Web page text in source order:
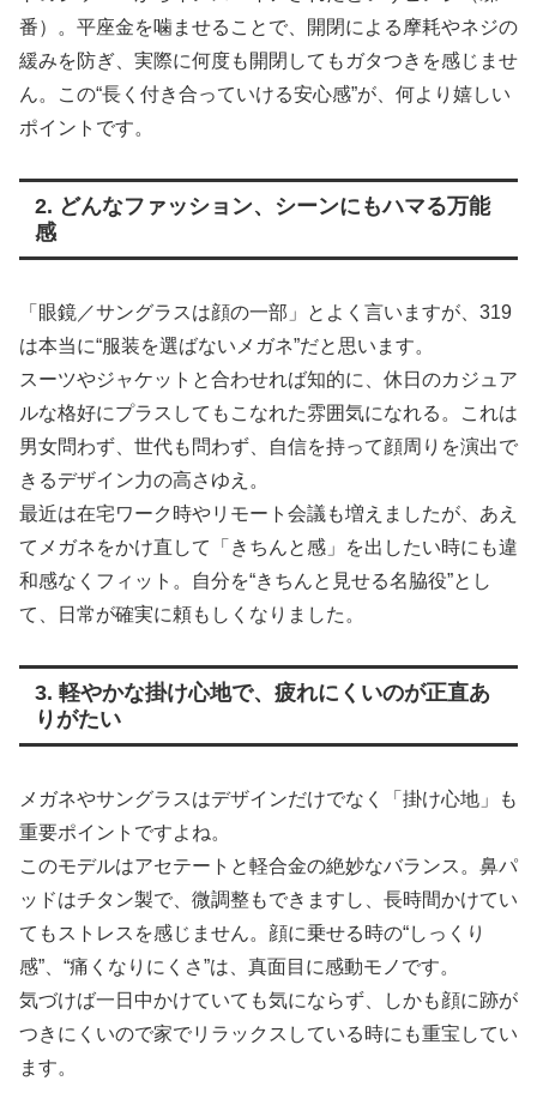
番）。平座金を噛ませることで、開閉による摩耗やネジの
緩みを防ぎ、実際に何度も開閉してもガタつきを感じませ
ん。この“長く付き合っていける安心感”が、何より嬉しい
ポイントです。
2. どんなファッション、シーンにもハマる万能
感
「眼鏡／サングラスは顔の一部」とよく言いますが、319
は本当に“服装を選ばないメガネ”だと思います。
スーツやジャケットと合わせれば知的に、休日のカジュア
ルな格好にプラスしてもこなれた雰囲気になれる。これは
男女問わず、世代も問わず、自信を持って顔周りを演出で
きるデザイン力の高さゆえ。
最近は在宅ワーク時やリモート会議も増えましたが、あえ
てメガネをかけ直して「きちんと感」を出したい時にも違
和感なくフィット。自分を“きちんと見せる名脇役”とし
て、日常が確実に頼もしくなりました。
3. 軽やかな掛け心地で、疲れにくいのが正直あ
りがたい
メガネやサングラスはデザインだけでなく「掛け心地」も
重要ポイントですよね。
このモデルはアセテートと軽合金の絶妙なバランス。鼻パ
ッドはチタン製で、微調整もできますし、長時間かけてい
てもストレスを感じません。顔に乗せる時の“しっくり
感”、“痛くなりにくさ”は、真面目に感動モノです。
気づけば一日中かけていても気にならず、しかも顔に跡が
つきにくいので家でリラックスしている時にも重宝してい
ます。